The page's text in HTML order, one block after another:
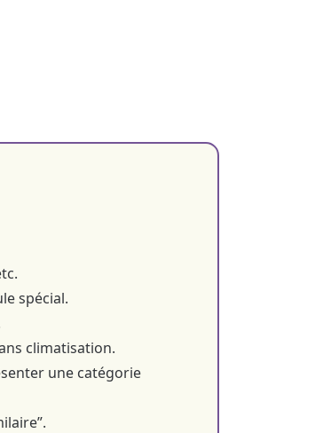
spécial.
climatisation.
une catégorie